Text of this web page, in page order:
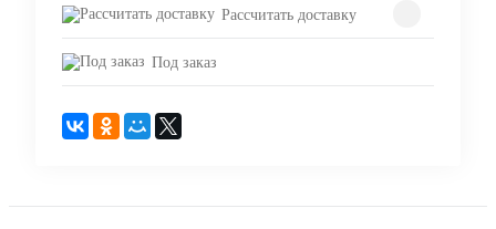
Рассчитать доставку
Под заказ